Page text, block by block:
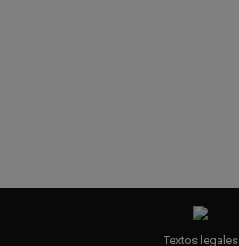
Textos legales